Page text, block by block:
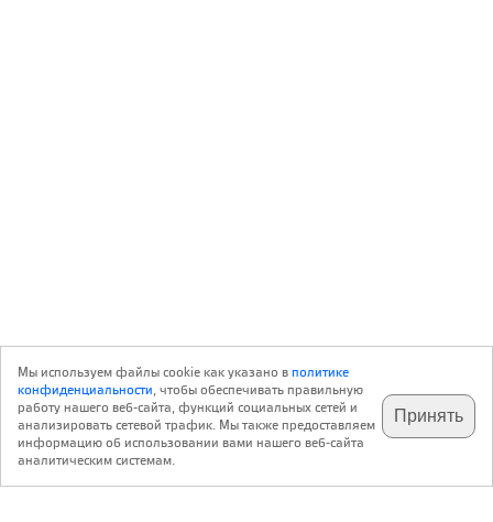
подпишитесь на наш
телеграм @archi_ru
✕
с 20 июля 1999 г.
Мы используем файлы cookie как указано вполитике
конфиденциальности, чтобы обеспечивать правильную
работу нашего веб-сайта, функций социальных сетей и
анализировать сетевой трафик. Мы также предоставляем
информацию об использовании вами нашего веб-сайта
аналитическим системам.
Принять